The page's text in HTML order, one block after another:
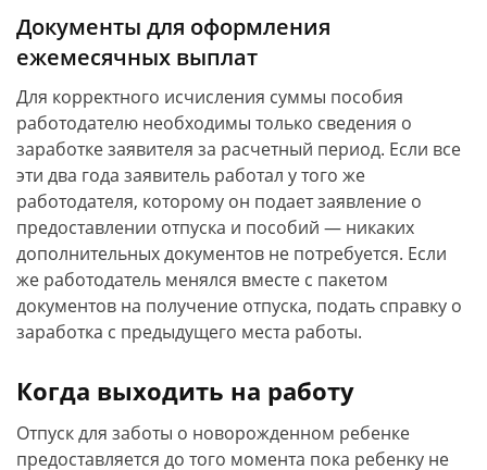
Документы для оформления
ежемесячных выплат
Для корректного исчисления суммы пособия
работодателю необходимы только сведения о
заработке заявителя за расчетный период. Если все
эти два года заявитель работал у того же
работодателя, которому он подает заявление о
предоставлении отпуска и пособий — никаких
дополнительных документов не потребуется. Если
же работодатель менялся вместе с пакетом
документов на получение отпуска, подать справку о
заработка с предыдущего места работы.
Когда выходить на работу
Отпуск для заботы о новорожденном ребенке
предоставляется до того момента пока ребенку не